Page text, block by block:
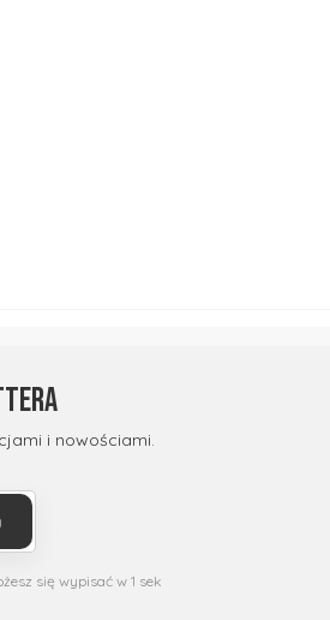
i nowościami.
się wypisać w 1 sek